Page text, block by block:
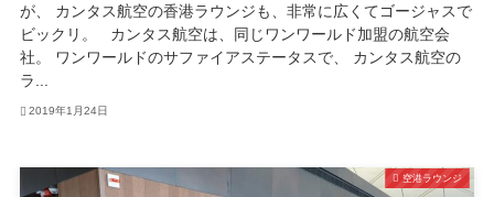
が、 カンタス航空の香港ラウンジも、非常に広くてゴージャスで
ビックリ。 カンタス航空は、同じワンワールド加盟の航空会
社。 ワンワールドのサファイアステータスで、 カンタス航空の
ラ...
2019年1月24日
空港ラウンジ